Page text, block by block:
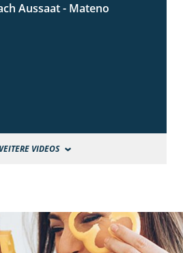
Aussaat - Mateno
VIDEOS